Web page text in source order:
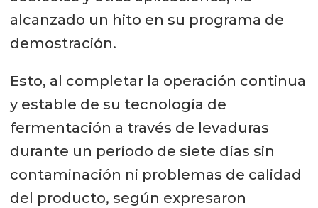
alcanzado un hito en su programa de
demostración.
Esto, al completar la operación continua
y estable de su tecnología de
fermentación a través de levaduras
durante un período de siete días sin
contaminación ni problemas de calidad
del producto, según expresaron